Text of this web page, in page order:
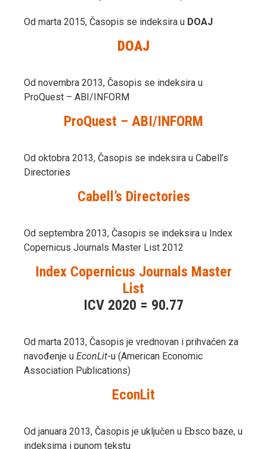
Od marta 2015, Časopis se indeksira u DOAJ
DOAJ
Od novembra 2013, Časopis se indeksira u
ProQuest – ABI/INFORM
ProQuest – ABI/INFORM
Od oktobra 2013, Časopis se indeksira u Cabell’s
Directories
Cabell’s Directories
Od septembra 2013, Časopis se indeksira u Index
Copernicus Journals Master List 2012
Index Copernicus Journals Master
List
ICV 2020 = 90.77
Od marta 2013, Časopis je vrednovan i prihvaćen za
navođenje u EconLit-u (American Economic
Association Publications)
EconLit
Od januara 2013, Časopis je uključen u Ebsco baze, u
indeksima i punom tekstu